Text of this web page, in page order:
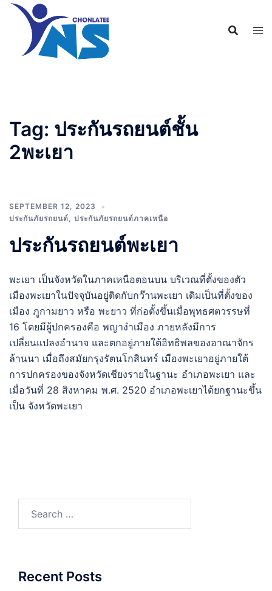
Tag: ประกันรถยนต์ชั้น
2พะเยา
SEPTEMBER 12, 2023
ประกันภัยรถยนต์, ประกันภัยรถยนต์ภาคเหนือ
ประกันรถยนต์พะเยา
พะเยา เป็นจังหวัดในภาคเหนือตอนบน บริเวณที่ตั้งของตัว
เมืองพะเยาในปัจจุบันอยู่ติดกับกว๊านพะเยา เดิมเป็นที่ตั้งของ
เมือง ภูกามยาว หรือ พะยาว ที่ก่อตั้งขึ้นเมื่อพุทธศตวรรษที่
16 โดยมีผู้ปกครองคือ พญางำเมือง ภายหลังมีการ
เปลี่ยนแปลงอำนาจ และตกอยู่ภายใต้อิทธิพลของอาณาจักร
ล้านนา เมื่อถึงสมัยกรุงรัตนโกสินทร์ เมืองพะเยาอยู่ภายใต้
การปกครองของจังหวัดเชียงรายในฐานะ อำเภอพะเยา และ
เมื่อวันที่ 28 สิงหาคม พ.ศ. 2520 อำเภอพะเยาได้ยกฐานะขึ้น
เป็น จังหวัดพะเยา
Recent Posts